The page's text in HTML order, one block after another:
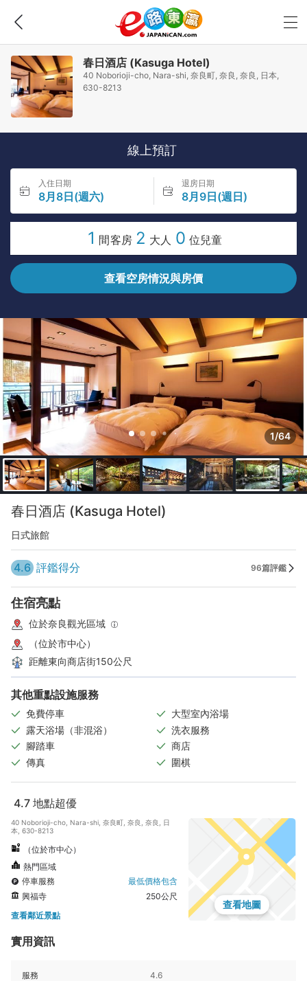
春日酒店 (Kasuga Hotel)
40 Noborioji-cho, Nara-shi, 奈良町, 奈良, 奈良, 日本,
630-8213
線上預訂
入住日期
8月8日(週六)
退房日期
8月9日(週日)
1 間客房 2 大人 0 位兒童
查看空房情況與房價
1/64
春日酒店 (Kasuga Hotel)
日式旅館
4.6 評鑑得分 96篇評鑑
住宿亮點
位於奈良觀光區域
（位於市中心）
距離東向商店街150公尺
其他重點設施服務
免費停車
大型室內浴場
露天浴場（非混浴）
洗衣服務
腳踏車
商店
傳真
圍棋
4.7 地點超優
40 Noborioji-cho, Nara-shi, 奈良町, 奈良, 奈良, 日
本, 630-8213
（位於市中心）
熱門區域
停車服務
最低價格包含
興福寺
250公尺
查看鄰近景點
查看地圖
實用資訊
服務 4.6